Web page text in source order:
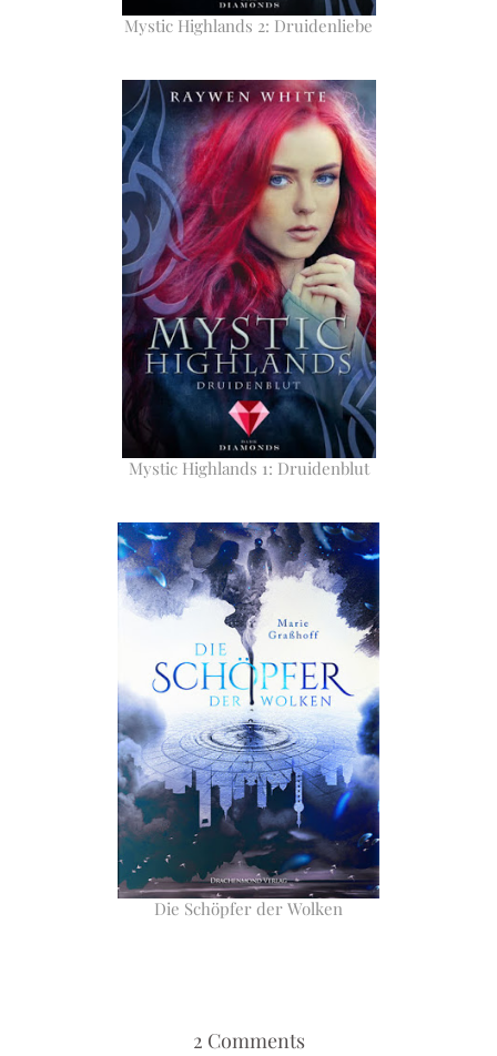
Mystic Highlands 2: Druidenliebe
Mystic Highlands 1: Druidenblut
Die Schöpfer der Wolken
2 Comments